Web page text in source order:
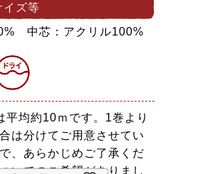
イズ等
中芯：アクリル100%
平均約10ｍです。1巻より
は分けてご用意させてい
、あらかじめご了承くだ
いてのご希望がありまし